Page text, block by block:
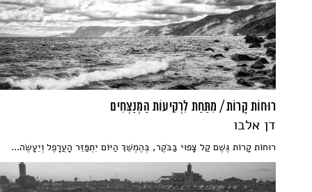
רוּחוֹת קָרוֹת / מִתַּחַת לִרְקִיעוֹת הַמְּנַצְּחִים
דן אלבו
רוּחוֹת קָרוֹת גֶּשֶׁם קַל צָפוּי בַּבֹּקֶר, בְּהֶמְשֵׁךְ הַיּוֹם יִתְפַּזֵּר הָעֲרָפֶל וְיֵעָשֶׂה...